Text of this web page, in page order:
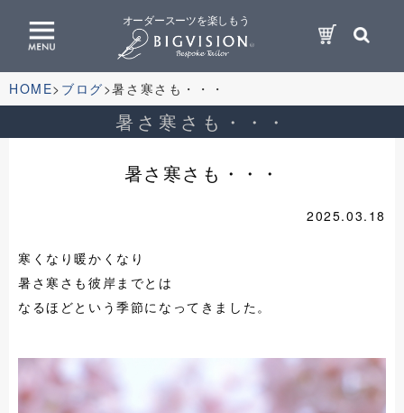
オーダースーツを楽しもう
HOME ブログ 暑さ寒さも・・・
暑さ寒さも・・・
暑さ寒さも・・・
2025.03.18
寒くなり暖かくなり
暑さ寒さも彼岸までとは
なるほどという季節になってきました。